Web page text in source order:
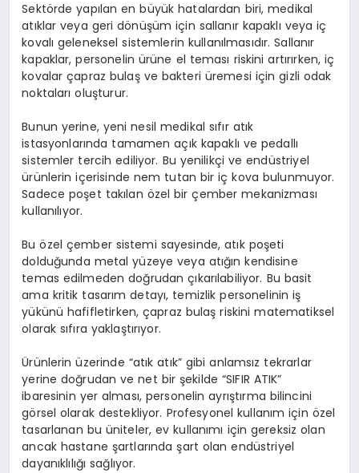
Sektörde yapılan en büyük hatalardan biri, medikal
atıklar veya geri dönüşüm için sallanır kapaklı veya iç
kovalı geleneksel sistemlerin kullanılmasıdır. Sallanır
kapaklar, personelin ürüne el teması riskini artırırken, iç
kovalar çapraz bulaş ve bakteri üremesi için gizli odak
noktaları oluşturur.
Bunun yerine, yeni nesil medikal sıfır atık
istasyonlarında tamamen açık kapaklı ve pedallı
sistemler tercih ediliyor. Bu yenilikçi ve endüstriyel
ürünlerin içerisinde nem tutan bir iç kova bulunmuyor.
Sadece poşet takılan özel bir çember mekanizması
kullanılıyor.
Bu özel çember sistemi sayesinde, atık poşeti
dolduğunda metal yüzeye veya atığın kendisine
temas edilmeden doğrudan çıkarılabiliyor. Bu basit
ama kritik tasarım detayı, temizlik personelinin iş
yükünü hafifletirken, çapraz bulaş riskini matematiksel
olarak sıfıra yaklaştırıyor.
Ürünlerin üzerinde “atık atık” gibi anlamsız tekrarlar
yerine doğrudan ve net bir şekilde “SIFIR ATIK”
ibaresinin yer alması, personelin ayrıştırma bilincini
görsel olarak destekliyor. Profesyonel kullanım için özel
tasarlanan bu üniteler, ev kullanımı için gereksiz olan
ancak hastane şartlarında şart olan endüstriyel
dayanıklılığı sağlıyor.